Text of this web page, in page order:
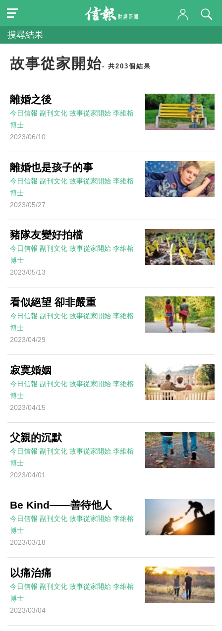
搜尋結果
故事從家開始- 共203個結果
離婚之後
今日信報 副刊文化 故事從家開始 李維榕
博士
2023/06/10
離婚也是孩子的事
今日信報 副刊文化 故事從家開始 李維榕
博士
2023/05/27
豬隊友變好拍檔
今日信報 副刊文化 故事從家開始 李維榕
博士
2023/05/13
看似絕望 卻非嚴重
今日信報 副刊文化 故事從家開始 李維榕
博士
2023/04/29
寂寞婚姻
今日信報 副刊文化 故事從家開始 李維榕
博士
2023/04/15
父親的沉默
今日信報 副刊文化 故事從家開始 李維榕
博士
2023/04/01
Be Kind——善待他人
今日信報 副刊文化 故事從家開始 李維榕
博士
2023/03/18
以痛治痛
今日信報 副刊文化 故事從家開始 李維榕
博士
2023/03/04